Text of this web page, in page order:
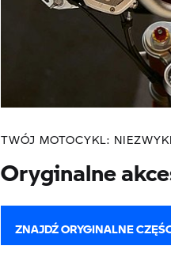
TWÓJ MOTOCYKL:
Oryginalne
ZNAJDŹ ORYGINALNE